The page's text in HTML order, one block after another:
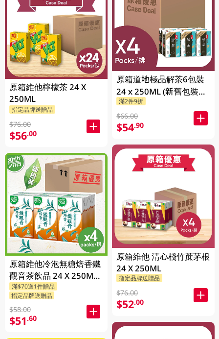
原箱維他檸檬茶 24 X
250ML
指定品牌送贈品
$76.00
$56.00
原箱維他冷泡無糖焙香鐵
觀音茶飲品 24 X 250ML
(新舊包裝隨機發貨)
滿$70送1件贈品
指定品牌送贈品
$58.00
$51.60
原箱道地極品解茶6包裝
24 x 250ML (新舊包裝隨
機發貨)
滿2件9折
$66.00
$54.90
原箱維他 清心棧竹蔗茅根
24 X 250ML
指定品牌送贈品
$76.00
$52.00